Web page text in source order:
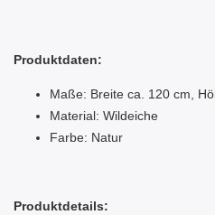
Produktdaten:
Maße: Breite ca. 120 cm,
Material: Wildeiche
Farbe: Natur
Produktdetails: